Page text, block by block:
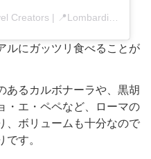
ルにガッツリ食べることが
あるカルボナーラや、黒胡
・エ・ペペなど、ローマの
、ボリュームも十分なので
す。